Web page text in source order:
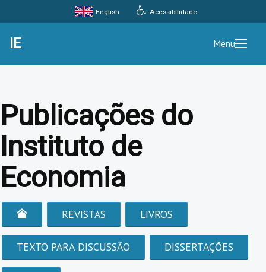
Acessibilidade
English
IE Menu
Publicações do
Instituto de
Economia
REVISTAS LIVROS
TEXTO PARA DISCUSSÃO DISSERTAÇÕES